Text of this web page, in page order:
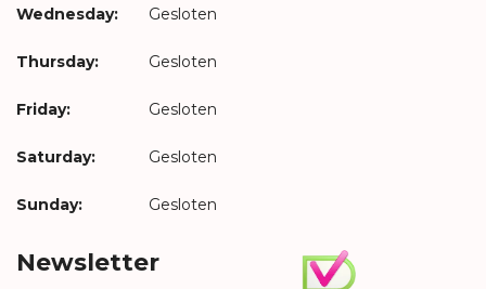
Wednesday: Gesloten
Thursday: Gesloten
Friday: Gesloten
Saturday: Gesloten
Sunday: Gesloten
Newsletter